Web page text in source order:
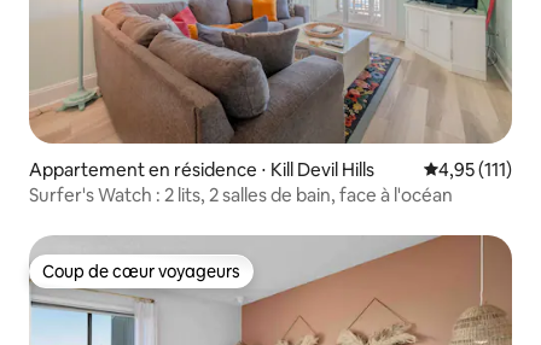
Appartement en résidence ⋅ Kill Devil Hills Évaluation
4,95 (111)
Surfer's Watch : 2 lits, 2 salles de bain, face à l'océan
Coup de cœur voyageurs
Coup de cœur voyageurs